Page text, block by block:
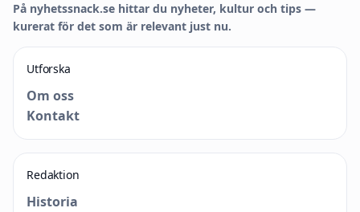
På nyhetssnack.se hittar du nyheter, kultur och tips —
kurerat för det som är relevant just nu.
Utforska
Om oss
Kontakt
Redaktion
Historia